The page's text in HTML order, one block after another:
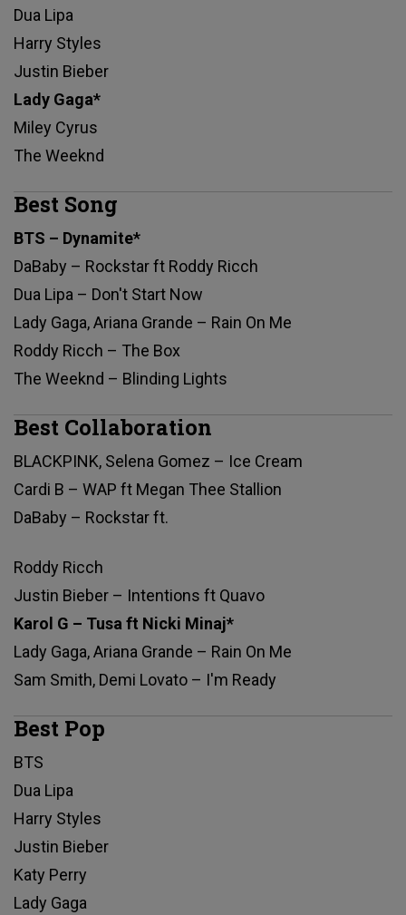
Dua Lipa
Harry Styles
Justin Bieber
Lady Gaga*
Miley Cyrus
The Weeknd
Best Song
BTS – Dynamite*
DaBaby – Rockstar ft Roddy Ricch
Dua Lipa – Don't Start Now
Lady Gaga, Ariana Grande – Rain On Me
Roddy Ricch – The Box
The Weeknd – Blinding Lights
Best Collaboration
BLACKPINK, Selena Gomez – Ice Cream
Cardi B – WAP ft Megan Thee Stallion
DaBaby – Rockstar ft.
Roddy Ricch
Justin Bieber – Intentions ft Quavo
Karol G – Tusa ft Nicki Minaj*
Lady Gaga, Ariana Grande – Rain On Me
Sam Smith, Demi Lovato – I'm Ready
Best Pop
BTS
Dua Lipa
Harry Styles
Justin Bieber
Katy Perry
Lady Gaga